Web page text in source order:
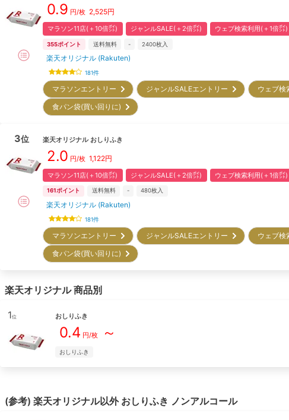
0.9 円/枚 2,525円
マラソン11店(＋10倍㌽) ジャンルSALE(＋2倍㌽) ウェブ検索利用(＋1倍㌽)
355ポイント 送料無料 - 2400枚入
楽天オリジナル (Rakuten)
181件
マラソンエントリー ジャンルSALEエントリー ウェブ
食パン袋(買い回りに)
3位 楽天オリジナル おしりふき
2.0 円/枚 1,122円
マラソン11店(＋10倍㌽) ジャンルSALE(＋2倍㌽) ウェブ検索利用(＋1倍㌽)
161ポイント 送料無料 - 480枚入
楽天オリジナル (Rakuten)
181件
マラソンエントリー ジャンルSALEエントリー ウェブ
食パン袋(買い回りに)
楽天オリジナル商品別
1位 おしりふき
0.4 円/枚～
おしりふき
(参考) 楽天オリジナル以外 おしりふき ノンアルコール